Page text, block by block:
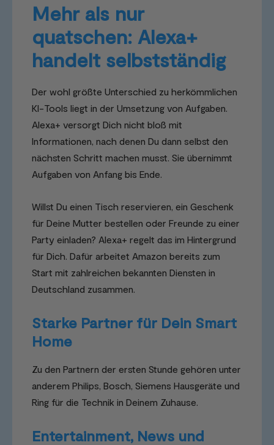
Mehr als nur
quatschen: Alexa+
handelt selbstständig
Der wohl größte Unterschied zu herkömmlichen
KI-Tools liegt in der Umsetzung von Aufgaben.
Alexa+ versorgt Dich nicht bloß mit
Informationen, nach denen Du dann selbst den
nächsten Schritt machen musst. Sie übernimmt
Aufgaben von Anfang bis Ende.
Willst Du einen Tisch reservieren, ein Geschenk
für Deine Mutter bestellen oder Freunde zu einer
Party einladen? Alexa+ regelt das im Hintergrund
für Dich. Dafür arbeitet Amazon bereits zum
Start mit zahlreichen bekannten Diensten in
Deutschland zusammen.
Starke Partner für Dein Smart
Home
Zu den Partnern der ersten Stunde gehören unter
anderem Philips, Bosch, Siemens Hausgeräte und
Ring für die Technik in Deinem Zuhause.
Entertainment, News und